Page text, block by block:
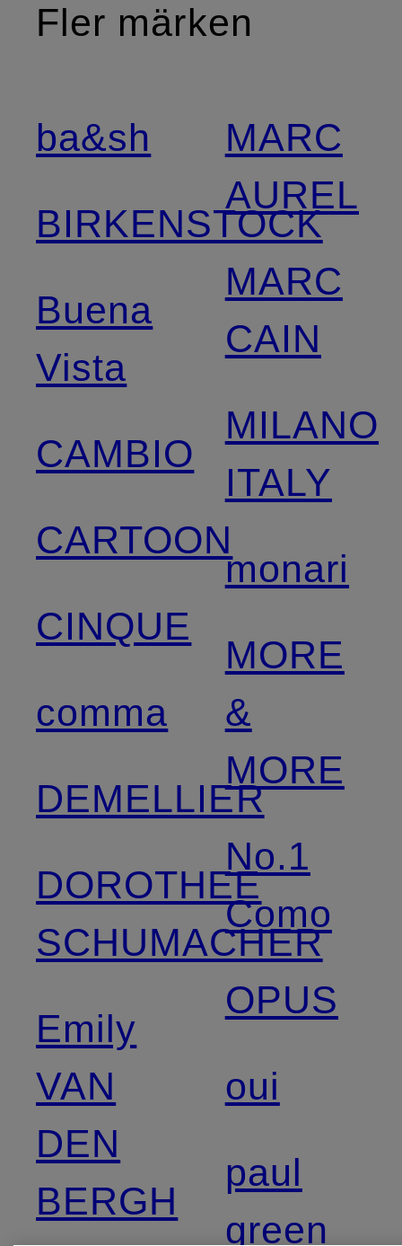
Fler märken
ba&sh
BIRKENSTOCK
Buena
Vista
CAMBIO
CARTOON
CINQUE
comma
DEMELLIER
DOROTHEE
SCHUMACHER
Emily
VAN
DEN
BERGH
MARC
AUREL
MARC
CAIN
MILANO
ITALY
monari
MORE
&
MORE
No.1
Como
OPUS
oui
paul
green